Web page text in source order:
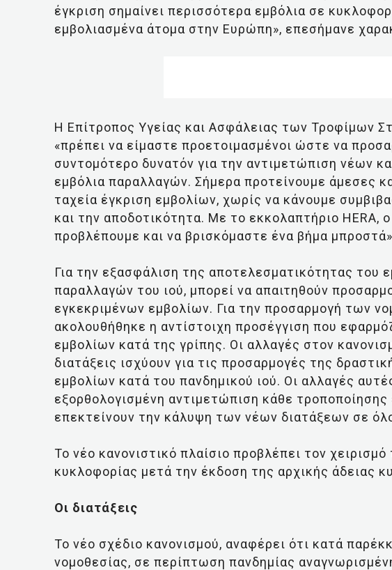
έγκριση σημαίνει περισσότερα εμβόλια σε
εμβολιασμένα άτομα στην Ευρώπη», επεσήμανε
Η Επίτροπος Υγείας και Ασφάλειας των Τροφίμων
«πρέπει να είμαστε προετοιμασμένοι ώστε να
συντομότερο δυνατόν για την αντιμετώπιση νέων
εμβόλια παραλλαγών. Σήμερα προτείνουμε άμεσες
ταχεία έγκριση εμβολίων, χωρίς να κάνουμε
και την αποδοτικότητα. Με το εκκολαπτήριο HERA,
προβλέπουμε και να βρισκόμαστε ένα βήμα
Για την εξασφάλιση της αποτελεσματικότητας του
παραλλαγών του ιού, μπορεί να απαιτηθούν
εγκεκριμένων εμβολίων. Για την προσαρμογή των
ακολουθήθηκε η αντίστοιχη προσέγγιση που
εμβολίων κατά της γρίπης. Οι αλλαγές στον
διατάξεις ισχύουν για τις προσαρμογές της
εμβολίων κατά του πανδημικού ιού. Οι αλλαγές
εξορθολογισμένη αντιμετώπιση κάθε τροποποίησης
επεκτείνουν την κάλυψη των νέων διατάξεων σε
Το νέο κανονιστικό πλαίσιο προβλέπει τον
κυκλοφορίας μετά την έκδοση της αρχικής άδειας
Οι διατάξεις
Το νέο σχέδιο κανονισμού, αναφέρει ότι κατά
νομοθεσίας, σε περίπτωση πανδημίας